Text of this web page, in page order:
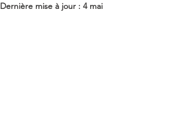
Dernière mise à jour : 4 mai